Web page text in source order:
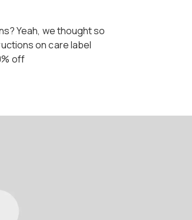
Yeah, we thought so
on care label
off